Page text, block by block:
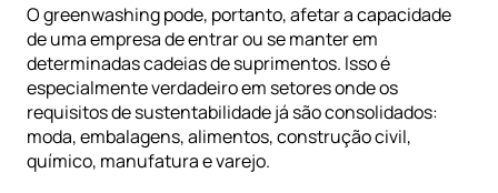
O greenwashing pode, portanto, afetar a capacidade
de uma empresa de entrar ou se manter em
determinadas cadeias de suprimentos. Isso é
especialmente verdadeiro em setores onde os
requisitos de sustentabilidade já são consolidados:
moda, embalagens, alimentos, construção civil,
químico, manufatura e varejo.